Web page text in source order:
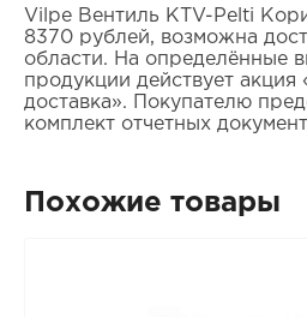
Vilpe Вентиль KTV-Pelti
8370 рублей, возможна
области. На определённые
продукции действует акция
доставка». Покупателю
комплект отчетных
Похожие товары